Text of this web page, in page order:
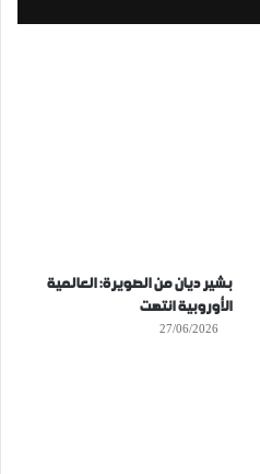
بشير ديان من الصويرة: العالمية
الأوروبية انتهت
27/06/2026